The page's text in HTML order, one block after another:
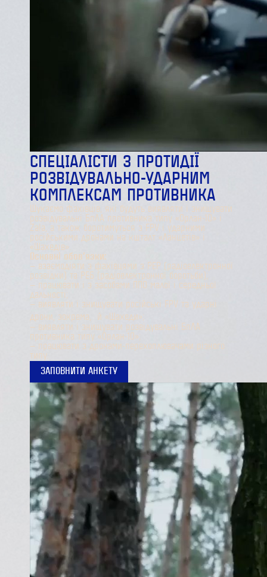
СПЕЦІАЛІСТИ З ПРОТИДІЇ
РОЗВІДУВАЛЬНО-УДАРНИМ
КОМПЛЕКСАМ ПРОТИВНИКА
Шукаємо фахівців, які будуть виявляти і знищувати
розвідувальні БпЛА противника типу «Орлан-10» і
Zala, а також боротимуться з FPV і ударними
російськими дронами на кшталт «Ланцетів» і
«Шахедів».
Основні обов’язки:
— взаємодіяти з фахівцями з РЕР (радіоелектронної
розвідки) та РЕБ (радіоелектронної боротьби);
— працювати і з засобами ППО малої і середньої
дальності;
— виявляти і знищувати російські FPV та ударні
дрони, зокрема, й «Шахеди»;
— виявляти і знищувати розвідувальні БпЛА
противника типу «Орлан-10»;
— працювати з дронами-перехоплювачами різного
типу.
ЗАПОВНИТИ АНКЕТУ